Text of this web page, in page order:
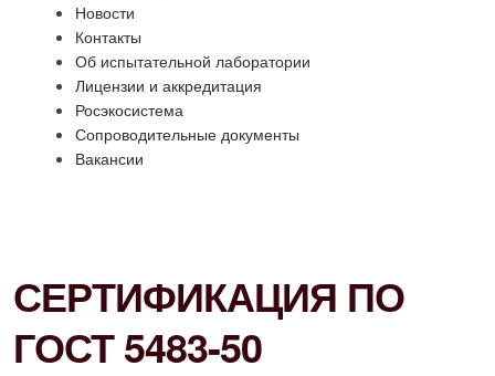
Новости
Контакты
Об испытательной лаборатории
Лицензии и аккредитация
Росэкосистема
Сопроводительные документы
Вакансии
СЕРТИФИКАЦИЯ ПО
ГОСТ 5483-50